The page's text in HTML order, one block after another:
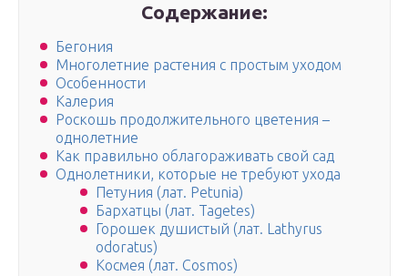
Содержание:
Бегония
Многолетние растения с простым уходом
Особенности
Калерия
Роскошь продолжительного цветения –
однолетние
Как правильно облагораживать свой сад
Однолетники, которые не требуют ухода
Петуния (лат. Petunia)
Бархатцы (лат. Tagetes)
Горошек душистый (лат. Lathyrus
odoratus)
Космея (лат. Cosmos)